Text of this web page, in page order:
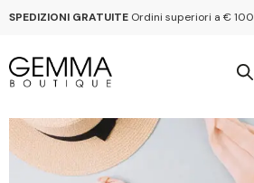
SPEDIZIONI GRATUITE Ordini superiori a € 100